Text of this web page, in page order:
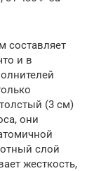
составляет
и в
(3 см)
они
слой
жесткость,